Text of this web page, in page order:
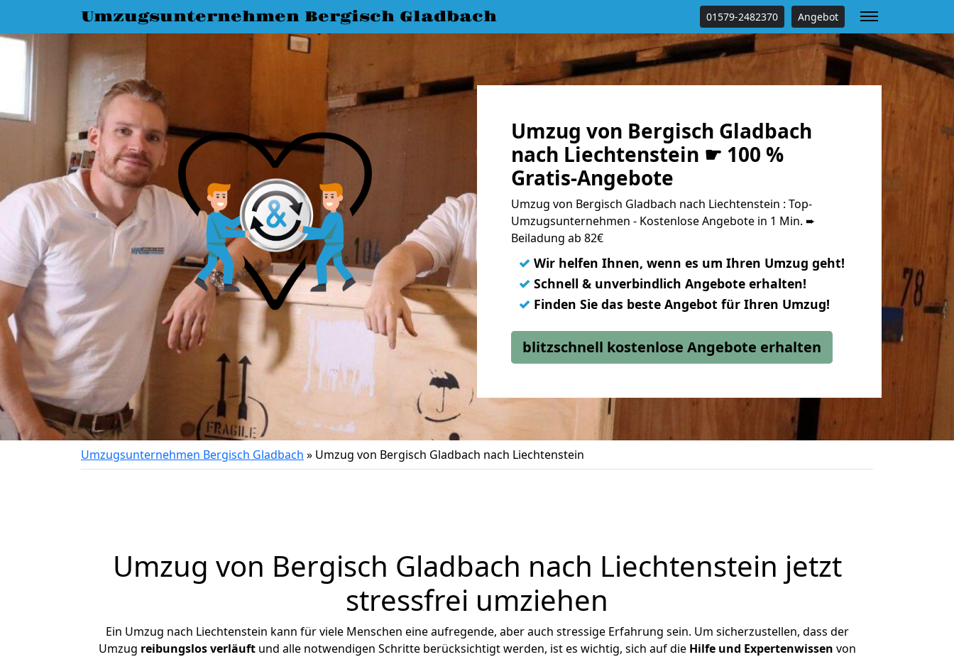
Umzugsunternehmen Bergisch Gladbach 01579-2482370 Angebot
Umzug von Bergisch Gladbach
nach Liechtenstein ☛ 100 %
Gratis-Angebote
Umzug von Bergisch Gladbach nach Liechtenstein : Top-
Umzugsunternehmen - Kostenlose Angebote in 1 Min. ➨
Beiladung ab 82€
✓ Wir helfen Ihnen, wenn es um Ihren Umzug geht!
✓ Schnell & unverbindlich Angebote erhalten!
✓ Finden Sie das beste Angebot für Ihren Umzug!
blitzschnell kostenlose Angebote erhalten
Umzugsunternehmen Bergisch Gladbach » Umzug von Bergisch Gladbach nach Liechtenstein
Umzug von Bergisch Gladbach nach Liechtenstein jetzt
stressfrei umziehen
Ein Umzug nach Liechtenstein kann für viele Menschen eine aufregende, aber auch stressige Erfahrung sein. Um sicherzustellen, dass der
Umzug reibungslos verläuftund alle notwendigen Schritte berücksichtigt werden, ist es wichtig, sich auf die Hilfe und Expertenwissen von